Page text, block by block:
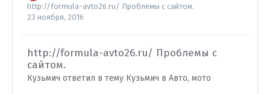
http://formula-avto26.ru/ Проблемы с сайтом.
23 ноября, 2016
http://formula-avto26.ru/ Проблемы с
сайтом.
Кузьмич ответил в тему Кузьмич в Авто, мото